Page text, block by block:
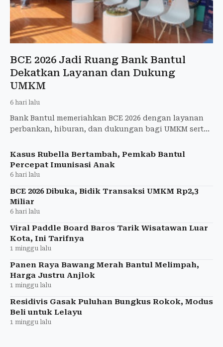
BCE 2026 Jadi Ruang Bank Bantul
Dekatkan Layanan dan Dukung
UMKM
6 hari lalu
Bank Bantul memeriahkan BCE 2026 dengan layanan
perbankan, hiburan, dan dukungan bagi UMKM serta
Kasus Rubella Bertambah, Pemkab Bantul
Percepat Imunisasi Anak
6 hari lalu
BCE 2026 Dibuka, Bidik Transaksi UMKM Rp2,3
Miliar
6 hari lalu
Viral Paddle Board Baros Tarik Wisatawan Luar
Kota, Ini Tarifnya
1 minggu lalu
Panen Raya Bawang Merah Bantul Melimpah,
Harga Justru Anjlok
1 minggu lalu
Residivis Gasak Puluhan Bungkus Rokok, Modus
Beli untuk Lelayu
1 minggu lalu